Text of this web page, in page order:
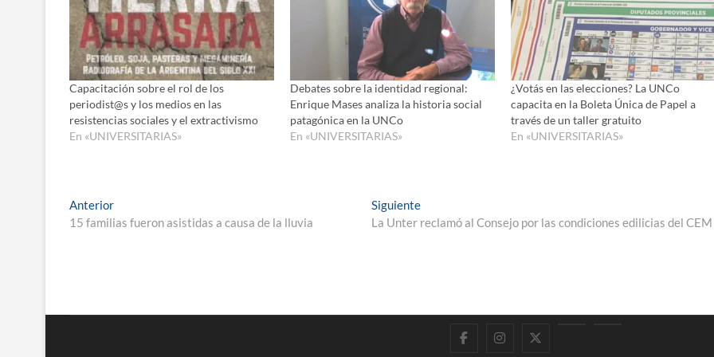
Capacitación sobre el rol de los
periodist@s y los medios en las
resistencias sociales y el extractivismo
En «UNIVERSITARIAS»
Debates sobre la identidad regional:
Enrique Mases analiza la historia social
patagónica en la UNCo
En «UNIVERSITARIAS»
¿Votás en las elecciones? La UNCo
capacita en la Boleta Única de Papel a
través de un taller gratuito
En «UNIVERSITARIAS»
Navegación
de
AnteriorEntrada
anterior:
15 familias fueron asistidas a causa de la lluvia
SiguienteEntrada
siguiente:
La Unter reclamó al Consejo por las condiciones edilicias del
FacebookInstagram